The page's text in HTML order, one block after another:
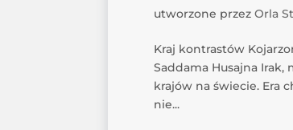
utworzone przez Orla
Kraj kontrastów
Saddama Husajna
krajów na świecie. Era
nie...